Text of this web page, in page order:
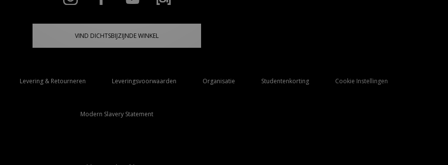
VIND DICHTSBIJZIJNDE WINKEL
Levering & Retourneren Leveringsvoorwaarden Organisatie Studentenkorting Cookie Instellingen
Modern Slavery Statement